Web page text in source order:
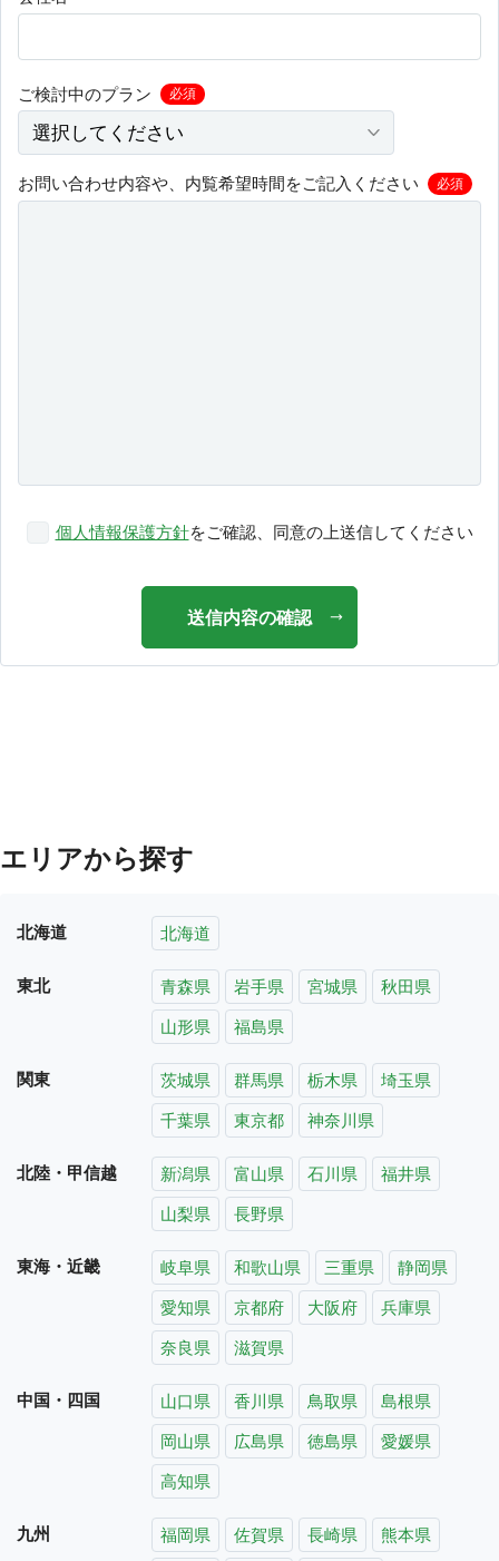
ご検討中のプラン 必須
お問い合わせ内容や、内覧希望時間をご記入ください 必須
個人情報保護方針をご確認、同意の上送信してください
送信内容の確認
エリアから探す
北海道 北海道
東北 青森県 岩手県 宮城県
秋田県
山形県
福島県
関東 茨城県 群馬県 栃木県
埼玉県
千葉県
東京都 神奈川県
北陸・甲信越 新潟県 富山県 石川県
福井県
山梨県
長野県
東海・近畿 岐阜県 和歌山県 三重県
静岡県
愛知県
京都府 大阪府
兵庫県
奈良県
滋賀県
中国・四国 山口県 香川県 鳥取県
島根県
岡山県
広島県 徳島県
愛媛県
高知県
九州 福岡県 佐賀県 長崎県
熊本県